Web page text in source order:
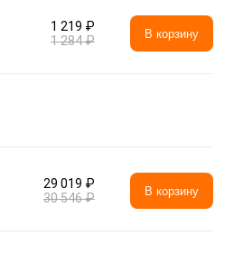
1 219 ₽
1 284 ₽
В корзину
29 019 ₽
30 546 ₽
В корзину